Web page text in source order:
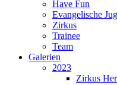
Have Fun
Evangelische
Zirkus
Trainee
Team
Galerien
2023
Zirkus